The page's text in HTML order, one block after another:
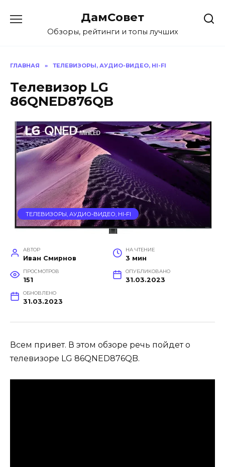
содержанию
ДамСовет
Обзоры, рейтинги и топы лучших
ГЛАВНАЯ » ТЕЛЕВИЗОРЫ, АУДИО-ВИДЕО, HI-FI
Телевизор LG
86QNED876QB
ТЕЛЕВИЗОРЫ, АУДИО-ВИДЕО, HI-FI
АВТОР
Иван Смирнов
НА ЧТЕНИЕ
3 мин
ПРОСМОТРОВ
151
ОПУБЛИКОВАНО
31.03.2023
ОБНОВЛЕНО
31.03.2023
Всем привет. В этом обзоре речь пойдет о
телевизоре LG 86QNED876QB.